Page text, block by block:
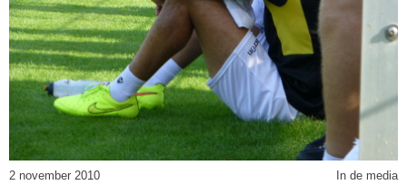
2 november 2010 In de media